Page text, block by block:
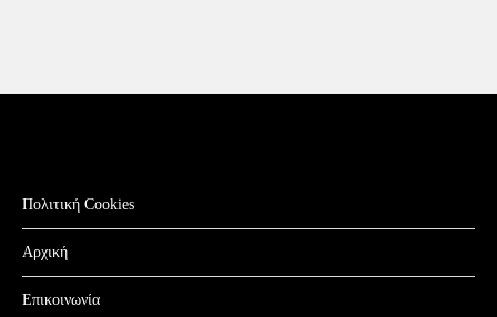
Πολιτική Cookies
Αρχική
Επικοινωνία